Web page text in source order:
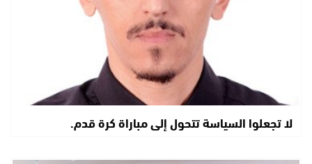
لا تجعلوا السياسة تتحول إلى مباراة كرة قدم.